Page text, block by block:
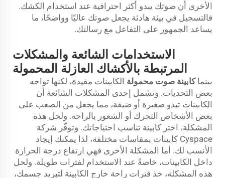
الأخرى أن صوتك يبدو أكثر احترافية عند استخدام الكشك.
فالتسجيل في بيئة هادئة يجعل صوتك عاليًا وواضحًا، ما
يساعد الجمهور على التفاعل مع رسالتك.
الاستخدامات الشائعة والمشكلات
المرتبطة بالأكشاك العازلة المحمولة
بينماكابينة صوت محمولة الكابينات مفيدة، لكنها تواجه
بعض التحديات. وتشمل إحدى المشكلات الشائعة أن
الكابينات تبدو صغيرة أو ضيقة، مما يجعل من الصعب على
بعض الأشخاص التحرك أو الشعور بالراحة. ولحل هذه
المشكلة، اختر كابينة تناسب احتياجاتك. وتوفّر شركة
Cyspace كابينات بمقاسات مختلفة، لذا يمكنك إيجاد
الأنسب لك. أما المشكلة الأخرى فهي ارتفاع درجة الحرارة
داخل الكابينات، خاصةً عند الاستخدام لفترات طويلة. ولحل
هذه المشكلة، خذ فترات راحة خارج الكابينة لتبريد جسمك،